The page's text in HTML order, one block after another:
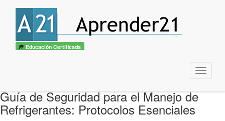
Educación Certificada
Menu
Guía de Seguridad para el Manejo de
Refrigerantes: Protocolos Esenciales